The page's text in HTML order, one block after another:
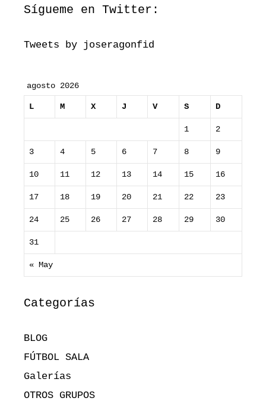
Sígueme en Twitter:
Tweets by joseragonfid
agosto 2026
L M X J V S D
« May
1 2
3 4 5 6 7 8 9
10 11 12 13 14 15 16
17 18 19 20 21 22 23
24 25 26 27 28 29 30
31
Categorías
BLOG
FÚTBOL SALA
Galerías
OTROS GRUPOS